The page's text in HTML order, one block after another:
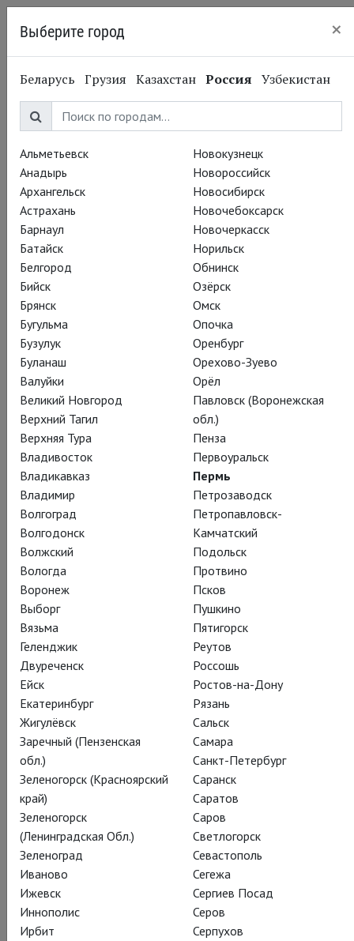
Терри Райли
Саша Вальц. In C
In C – A ballet by Sasha Waltz
Пилюля против серости: спектакль-
импровизация Саши Вальц на музыку Терри
Райли
Выберите город ×
Беларусь Грузия Казахстан Россия Узбекистан
Альметьевск
Анадырь
Архангельск
Астрахань
Барнаул
Батайск
Белгород
Бийск
Брянск
Бугульма
Бузулук
Буланаш
Валуйки
Великий Новгород
Верхний Тагил
Верхняя Тура
Владивосток
Владикавказ
Владимир
Волгоград
Волгодонск
Волжский
Вологда
Воронеж
Выборг
Вязьма
Геленджик
Двуреченск
Ейск
Екатеринбург
Жигулёвск
Заречный (Пензенская
обл.)
Зеленогорск (Красноярский
край)
Зеленогорск
(Ленинградская Обл.)
Зеленоград
Иваново
Ижевск
Иннополис
Ирбит
Новокузнецк
Новороссийск
Новосибирск
Новочебоксарск
Новочеркасск
Норильск
Обнинск
Озёрск
Омск
Опочка
Оренбург
Орехово-Зуево
Орёл
Павловск (Воронежская
обл.)
Пенза
Первоуральск
Пермь
Петрозаводск
Петропавловск-
Камчатский
Подольск
Протвино
Псков
Пушкино
Пятигорск
Реутов
Россошь
Ростов-на-Дону
Рязань
Сальск
Самара
Санкт-Петербург
Саранск
Саратов
Саров
Светлогорск
Севастополь
Сегежа
Сергиев Посад
Серов
Серпухов